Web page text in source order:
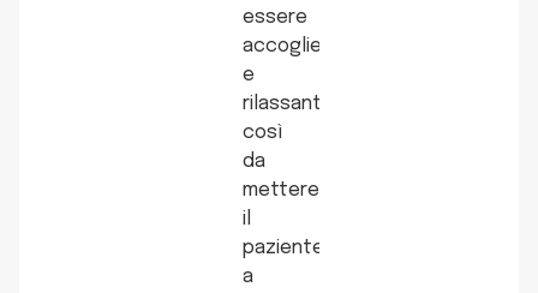
essere
accogliente
e
rilassante,
così
da
mettere
il
paziente
a